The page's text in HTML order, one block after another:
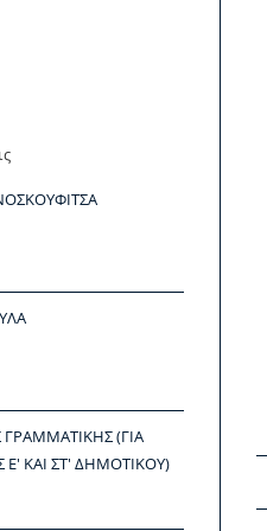
ΓΡΑΜΜΑΤΙΚΗΣ (ΓΙΑ
ΚΑΙ ΣΤ' ΔΗΜΟΤΙΚΟΥ)